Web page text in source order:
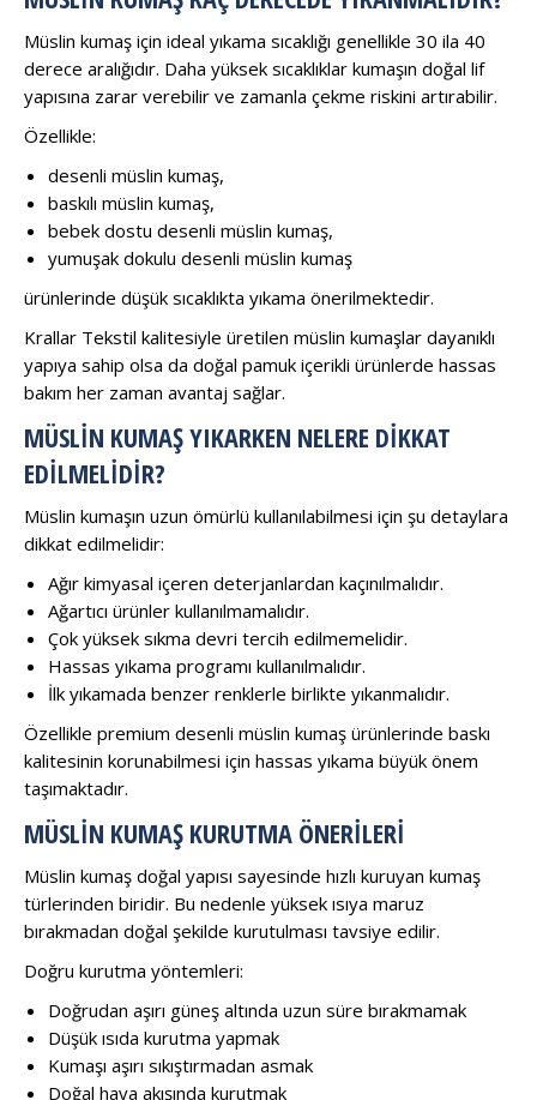
Müslin kumaş için ideal yıkama sıcaklığı genellikle 30 ila 40
derece aralığıdır. Daha yüksek sıcaklıklar kumaşın doğal lif
yapısına zarar verebilir ve zamanla çekme riskini artırabilir.
Özellikle:
desenli müslin kumaş,
baskılı müslin kumaş,
bebek dostu desenli müslin kumaş,
yumuşak dokulu desenli müslin kumaş
ürünlerinde düşük sıcaklıkta yıkama önerilmektedir.
Krallar Tekstil kalitesiyle üretilen müslin kumaşlar dayanıklı
yapıya sahip olsa da doğal pamuk içerikli ürünlerde hassas
bakım her zaman avantaj sağlar.
MÜSLIN KUMAŞ YIKARKEN NELERE DIKKAT
EDILMELIDIR?
Müslin kumaşın uzun ömürlü kullanılabilmesi için şu detaylara
dikkat edilmelidir:
Ağır kimyasal içeren deterjanlardan kaçınılmalıdır.
Ağartıcı ürünler kullanılmamalıdır.
Çok yüksek sıkma devri tercih edilmemelidir.
Hassas yıkama programı kullanılmalıdır.
İlk yıkamada benzer renklerle birlikte yıkanmalıdır.
Özellikle premium desenli müslin kumaş ürünlerinde baskı
kalitesinin korunabilmesi için hassas yıkama büyük önem
taşımaktadır.
MÜSLIN KUMAŞ KURUTMA ÖNERILERI
Müslin kumaş doğal yapısı sayesinde hızlı kuruyan kumaş
türlerinden biridir. Bu nedenle yüksek ısıya maruz
bırakmadan doğal şekilde kurutulması tavsiye edilir.
Doğru kurutma yöntemleri:
Doğrudan aşırı güneş altında uzun süre bırakmamak
Düşük ısıda kurutma yapmak
Kumaşı aşırı sıkıştırmadan asmak
Doğal hava akışında kurutmak